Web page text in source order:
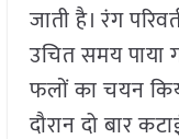
जाती है। रंग
उचित समय
फलों का चयन
दौरान दो बार